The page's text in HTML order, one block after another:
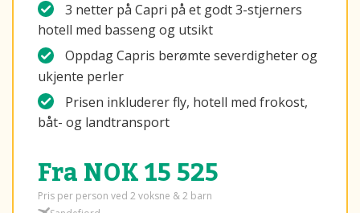
3 netter på Capri på et godt 3-stjerners
hotell med basseng og utsikt
Oppdag Capris berømte severdigheter og
ukjente perler
Prisen inkluderer fly, hotell med frokost,
båt- og landtransport
Fra NOK 15 525
Pris per person ved 2 voksne & 2 barn